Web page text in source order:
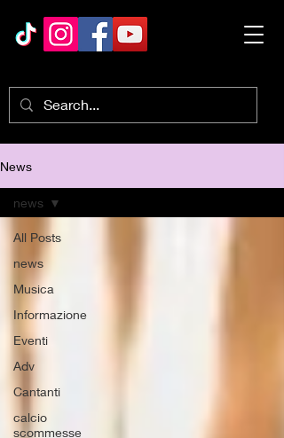
News
All Posts
news
Musica
Informazione
Eventi
Adv
Cantanti
calcio
scommesse
news